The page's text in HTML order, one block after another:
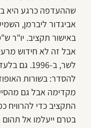
שההעדפה כרגע היא
אביגדור ליברמן,
באישור תקציב. יו"ר
אבל זה לא חידוש
לשר, ב-
מקדימה אבל גם
התקציב כדי להרוויח
בטרם ייעלמו אל